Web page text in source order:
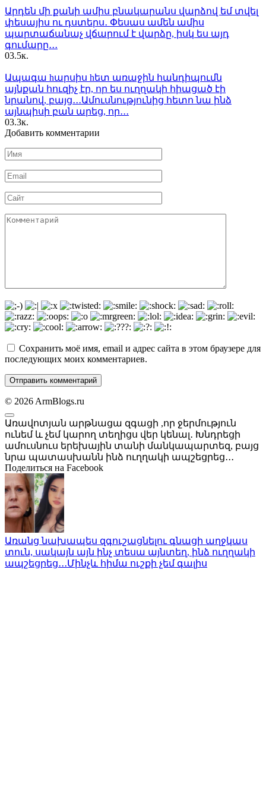
Արդեն մի քանի ամիս բնակարանս վարձով եմ տվել
փեսայիս ու դստերս․ Փեսաս ամեն ամիս
պարտաճանաչ վճարում է վարձը, իսկ ես այդ
գումարը․․․
03.5к.
Ապագա hարսիս hետ առաջին հանդիպումն
այնքան հուզիչ էր, որ ես ուղղակի հիացած էի
նրանով, բայց․․․Ամուսնությունից հետո նա ինձ
այնպիսի բան արեց, որ․․․
03.3к.
Добавить комментарии
Имя
*
Email
*
Сайт
Комментарий
Сохранить моё имя, email и адрес сайта в этом браузере для
последующих моих комментариев.
© 2026 ArmBlogs.ru
Առավոտյան արթնացա զգացի ,որ ջերմություն
ունեմ և չեմ կարող տեղիցս վեր կենալ․ Խնդրեցի
ամուսնուս երեխային տանի մանկապարտեզ, բայց
նրա պատասխանն ինձ ուղղակի ապշեցրեց․․․
Поделиться на Facebook
Առանց նախապես զգուշացնելու գնացի աղջկաս
տուն, սակայն այն ինչ տեսա այնտեղ, ինձ ուղղակի
ապշեցրեց․․․Մինչև հիմա ուշքի չեմ գալիս